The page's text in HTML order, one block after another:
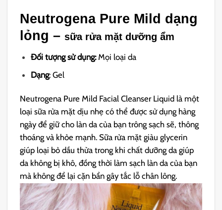
Neutrogena Pure Mild dạng
lỏng –sữa rửa mặt dưỡng ẩm
Đối tượng sử dụng:Mọi loại da
Dạng: Gel
Neutrogena Pure Mild Facial Cleanser Liquid là một
loại sữa rửa mặt dịu nhẹ có thể được sử dụng hàng
ngày để giữ cho làn da của bạn trông sạch sẽ, thông
thoáng và khỏe mạnh. Sữa rửa mặt giàu glycerin
giúp loại bỏ dầu thừa trong khi chất dưỡng da giúp
da không bị khô, đồng thời làm sạch làn da của bạn
mà không để lại cặn bẩn gây tắc lỗ chân lông.